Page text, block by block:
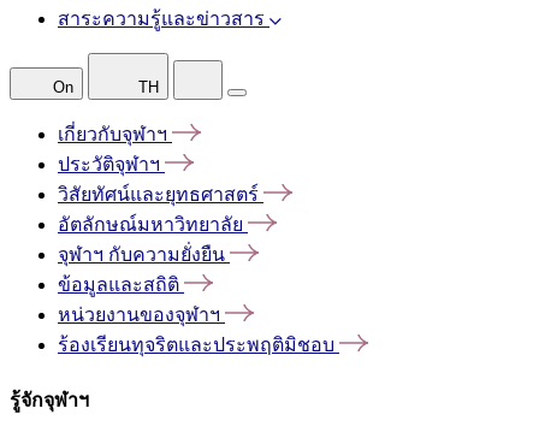
สาระความรู้และข่าวสาร
On TH
เกี่ยวกับจุฬาฯ
ประวัติจุฬาฯ
วิสัยทัศน์และยุทธศาสตร์
อัตลักษณ์มหาวิทยาลัย
จุฬาฯ กับความยั่งยืน
ข้อมูลและสถิติ
หน่วยงานของจุฬาฯ
ร้องเรียนทุจริตและประพฤติมิชอบ
รู้จักจุฬาฯ